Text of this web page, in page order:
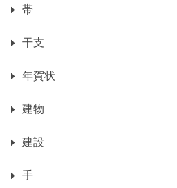
帯
干支
年賀状
建物
建設
手